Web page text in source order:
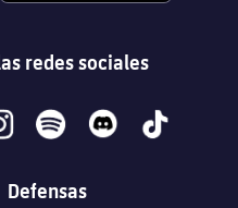
redes sociales
spotify discord tiktok
Defensas